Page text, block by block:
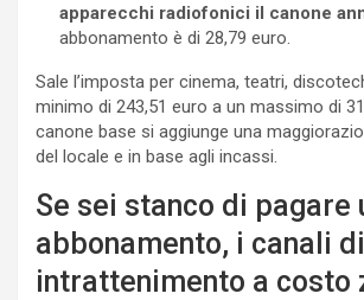
apparecchi radiofonici il canone
abbonamento è di 28,79 euro.
Sale l’imposta per cinema, teatri,
minimo di 243,51 euro a un massimo di
canone base si aggiunge una
del locale e in base agli incassi.
Se sei stanco di pagare
abbonamento, i canali di
intrattenimento a costo